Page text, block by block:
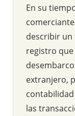
En su
describir un
registro que
extranjero,
las